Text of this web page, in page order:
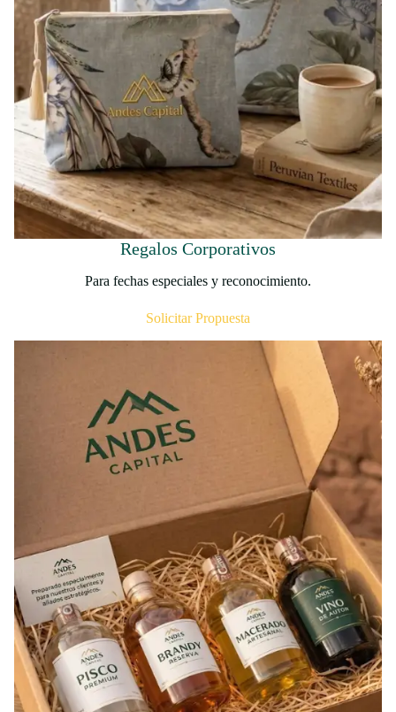
Regalos Corporativos
Para fechas especiales y reconocimiento.
Solicitar Propuesta